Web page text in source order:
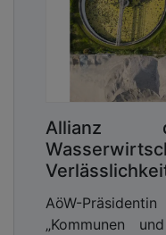
Allianz
AöW-
„Kommunen